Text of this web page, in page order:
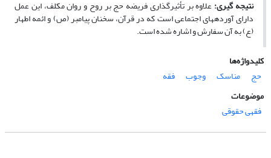
نتیجه­ گیری­:علاوه بر تأثیرگذاری فریضه حج بر روح و روان مکلف، این عمل
دارای آورده­های اجتماعی است که در قرآن، سخنان پیامبر (ص) و ائمه اطهار
(ع) به آن سفارش و اشاره شده ­است.
کلیدواژه‌ها
حج
مناسک وجوب
فقه
موضوعات
فقهی حقوقی